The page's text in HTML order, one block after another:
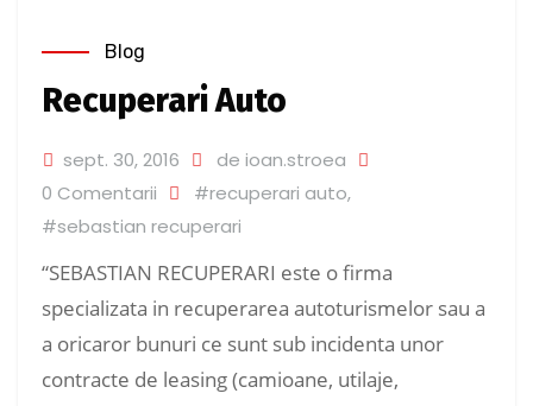
Blog
Recuperari Auto
sept. 30, 2016
de ioan.stroea
0 Comentarii
#recuperari auto,
#sebastian recuperari
“SEBASTIAN RECUPERARI este o firma
specializata in recuperarea autoturismelor sau a
a oricaror bunuri ce sunt sub incidenta unor
contracte de leasing (camioane, utilaje,